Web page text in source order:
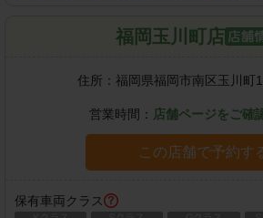
福岡玉川町店
住所： 福岡県福岡市南区玉川町
営業時間： 店舗ページをご確
この店舗で予約す
保有車両クラス